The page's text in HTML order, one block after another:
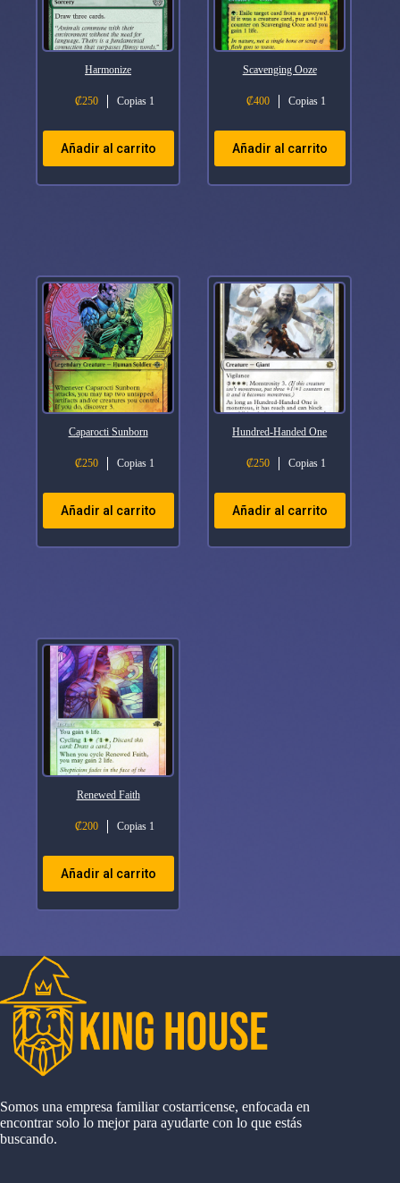
Harmonize
₡250 Copias 1
Añadir al carrito
Scavenging Ooze
₡400 Copias 1
Añadir al carrito
Caparocti Sunborn
₡250 Copias 1
Añadir al carrito
Hundred-Handed One
₡250 Copias 1
Añadir al carrito
Renewed Faith
₡200 Copias 1
Añadir al carrito
Somos una empresa familiar costarricense, enfocada en
encontrar solo lo mejor para ayudarte con lo que estás
buscando.